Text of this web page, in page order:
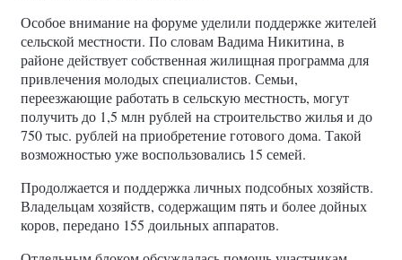
Особое внимание на форуме уделили поддержке жителей
сельской местности. По словам Вадима Никитина, в
районе действует собственная жилищная программа для
привлечения молодых специалистов. Семьи,
переезжающие работать в сельскую местность, могут
получить до 1,5 млн рублей на строительство жилья и до
750 тыс. рублей на приобретение готового дома. Такой
возможностью уже воспользовались 15 семей.
Продолжается и поддержка личных подсобных хозяйств.
Владельцам хозяйств, содержащим пять и более дойных
коров, передано 155 доильных аппаратов.